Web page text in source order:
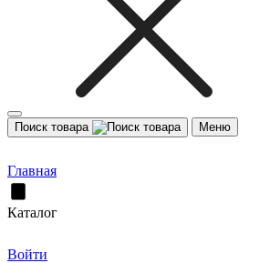
Поиск товара Меню
Главная
Каталог
Войти